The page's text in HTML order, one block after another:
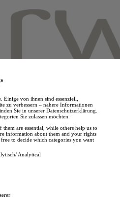
Einige von ihnen sind essenziell,
zu verbessern – nähere Informationen
Sie in unserer Datenschutzerklärung.
Sie zulassen möchten.
are essential, while others help us to
information about them and your rights
to decide which categories you want
Analytical